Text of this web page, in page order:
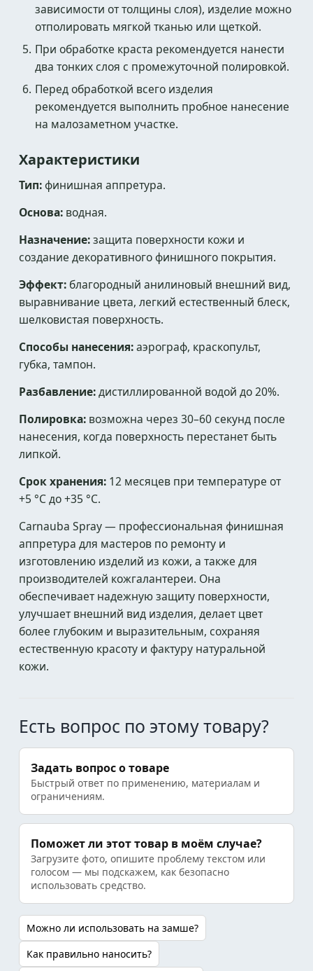
зависимости от толщины слоя), изделие можно
отполировать мягкой тканью или щеткой.
При обработке краста рекомендуется нанести
два тонких слоя с промежуточной полировкой.
Перед обработкой всего изделия
рекомендуется выполнить пробное нанесение
на малозаметном участке.
Характеристики
Тип:финишная аппретура.
Основа: водная.
Назначение:защита поверхности кожи и
создание декоративного финишного покрытия.
Эффект: благородный анилиновый внешний вид,
выравнивание цвета, легкий естественный блеск,
шелковистая поверхность.
Способы нанесения:аэрограф, краскопульт,
губка, тампон.
Разбавление:дистиллированной водой до 20%.
Полировка: возможна через 30–60 секунд после
нанесения, когда поверхность перестанет быть
липкой.
Срок хранения: 12 месяцев при температуре от
+5 °C до +35 °C.
Carnauba Spray — профессиональная финишная
аппретура для мастеров по ремонту и
изготовлению изделий из кожи, а также для
производителей кожгалантереи. Она
обеспечивает надежную защиту поверхности,
улучшает внешний вид изделия, делает цвет
более глубоким и выразительным, сохраняя
естественную красоту и фактуру натуральной
кожи.
Есть вопрос по этому товару?
Задать вопрос о товаре
Быстрый ответ по применению, материалам и
ограничениям.
Поможет ли этот товар в моём случае?
Загрузите фото, опишите проблему текстом или
голосом — мы подскажем, как безопасно
использовать средство.
Можно ли использовать на замше?
Как правильно наносить?